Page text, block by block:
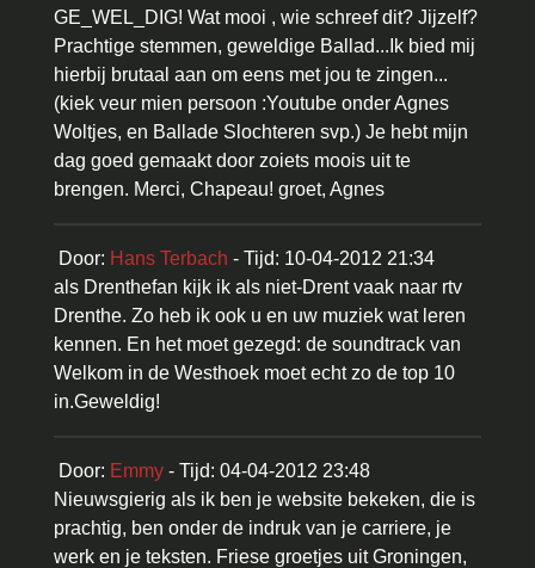
GE_WEL_DIG! Wat mooi , wie schreef dit? Jijzelf?
Prachtige stemmen, geweldige Ballad...Ik bied mij
hierbij brutaal aan om eens met jou te zingen...
(kiek veur mien persoon :Youtube onder Agnes
Woltjes, en Ballade Slochteren svp.) Je hebt mijn
dag goed gemaakt door zoiets moois uit te
brengen. Merci, Chapeau! groet, Agnes
Door: Hans Terbach - Tijd: 10-04-2012 21:34
als Drenthefan kijk ik als niet-Drent vaak naar rtv
Drenthe. Zo heb ik ook u en uw muziek wat leren
kennen. En het moet gezegd: de soundtrack van
Welkom in de Westhoek moet echt zo de top 10
in.Geweldig!
Door: Emmy - Tijd: 04-04-2012 23:48
Nieuwsgierig als ik ben je website bekeken, die is
prachtig, ben onder de indruk van je carriere, je
werk en je teksten. Friese groetjes uit Groningen,